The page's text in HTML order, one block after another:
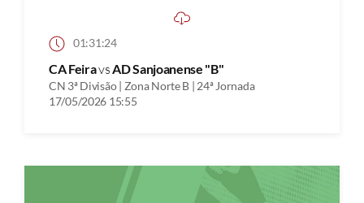
01:31:24
CA FeiravsAD Sanjoanense "B"
CN 3ª Divisão | Zona Norte B | 24ª Jornada
17/05/2026 15:55